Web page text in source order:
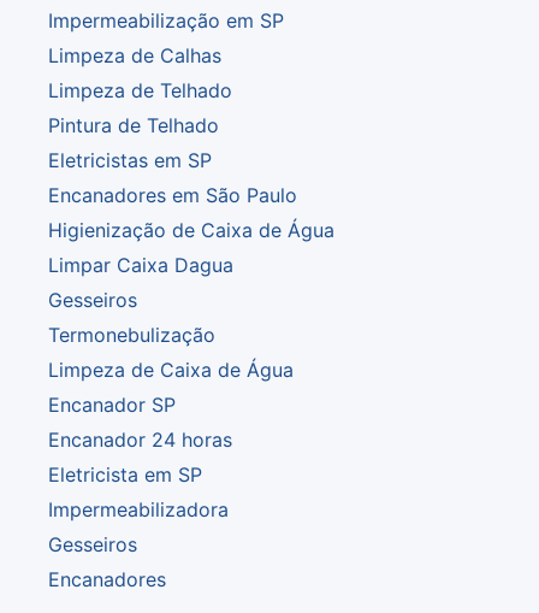
Impermeabilização em SP
Limpeza de Calhas
Limpeza de Telhado
Pintura de Telhado
Eletricistas em SP
Encanadores em São Paulo
Higienização de Caixa de Água
Limpar Caixa Dagua
Gesseiros
Termonebulização
Limpeza de Caixa de Água
Encanador SP
Encanador 24 horas
Eletricista em SP
Impermeabilizadora
Gesseiros
Encanadores